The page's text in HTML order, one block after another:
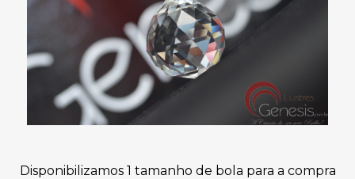
Disponibilizamos 1 tamanho de bola para a compra